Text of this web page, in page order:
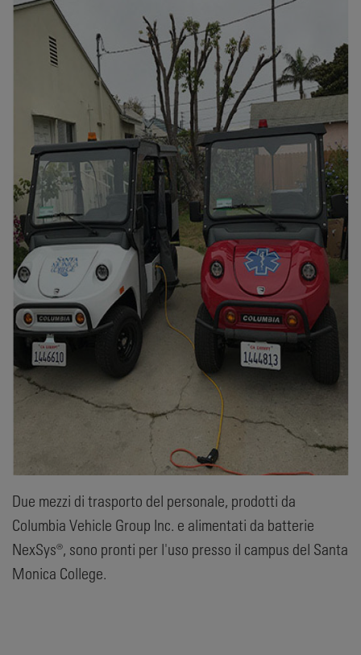
Due mezzi di trasporto del personale, prodotti da
Columbia Vehicle Group Inc. e alimentati da batterie
NexSys®, sono pronti per l'uso presso il campus del Santa
Monica College.